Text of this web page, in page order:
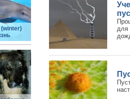
для